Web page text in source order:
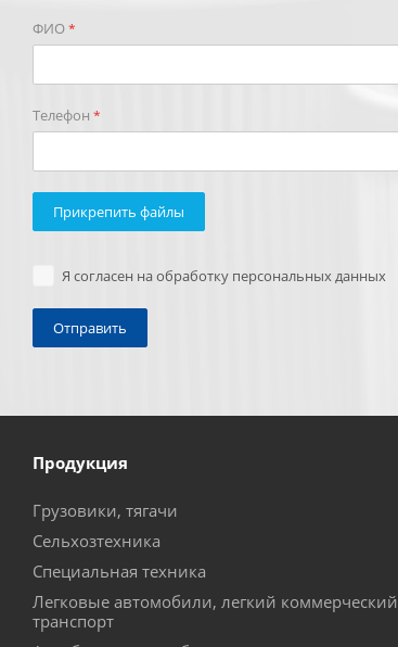
ФИО*
Телефон *
Прикрепить файлы
Я согласен на обработку персональных данных
Продукция
Грузовики, тягачи
Сельхозтехника
Специальная техника
Легковые автомобили, легкий коммерческий
транспорт